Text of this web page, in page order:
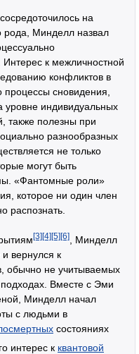
на
рода, Минделл назвал
к межличностной
конфликтов в
процессы сновидения,
уровне индивидуальных
также полезны при
разнообразных
не только
могут быть
«Фантомные роли»
которое ни один член
распознать.
[3] [4] [5] [6]
, Минделл
вернулся к
обычно не учитываемых
подходах. Вместе с Эми
Минделл начал
с людьми в
состояниях
интерес к квантовой